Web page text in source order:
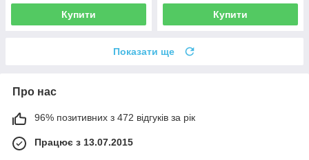
Купити Купити
Показати ще
Про нас
96% позитивних з 472 відгуків за рік
Працює з 13.07.2015